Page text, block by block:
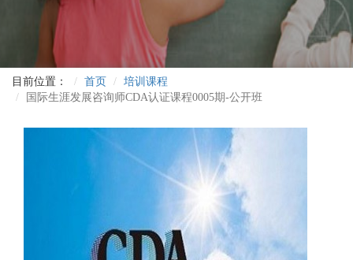
目前位置： 首页
培训课程
国际生涯发展咨询师CDA认证课程0005期-公开班